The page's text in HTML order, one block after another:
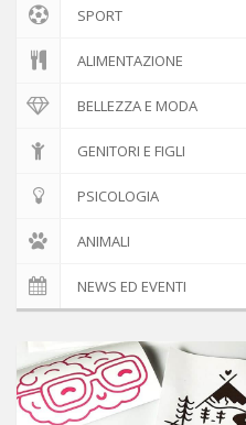
SPORT
ALIMENTAZIONE
BELLEZZA E MODA
GENITORI E FIGLI
PSICOLOGIA
ANIMALI
NEWS ED EVENTI